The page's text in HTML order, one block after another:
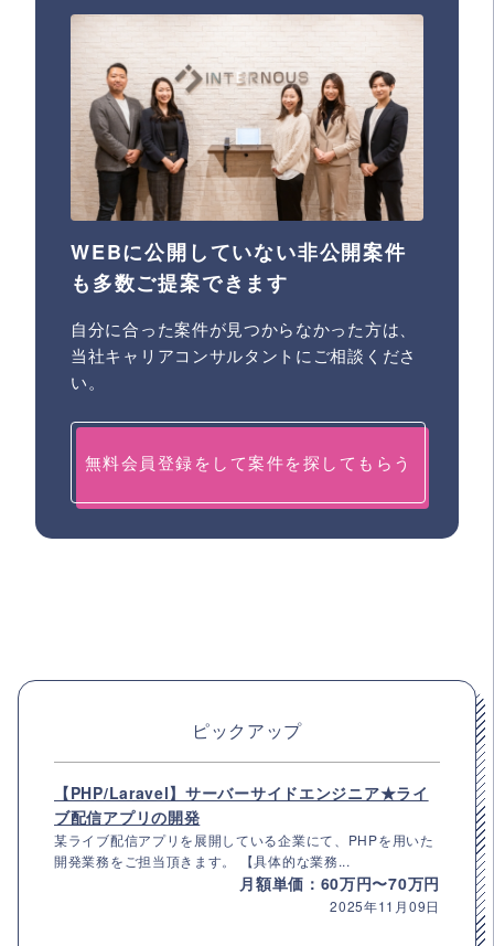
WEBに公開していない非公開案件
も多数ご提案できます
自分に合った案件が見つからなかった方は、
当社キャリアコンサルタントにご相談くださ
い。
無料会員登録をして案件を探してもらう
ピックアップ
【PHP/Laravel】サーバーサイドエンジニア★ライ
ブ配信アプリの開発
某ライブ配信アプリを展開している企業にて、PHPを用いた
開発業務をご担当頂きます。 【具体的な業務...
月額単価：60万円〜70万円
2025年11月09日